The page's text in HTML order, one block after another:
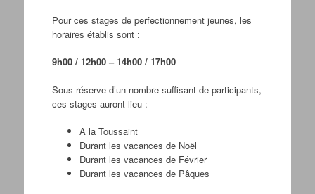
Pour ces stages de perfectionnement jeunes, les
horaires établis sont :
9h00 / 12h00 – 14h00 / 17h00
Sous réserve d’un nombre suffisant de participants,
ces stages auront lieu :
À la Toussaint
Durant les vacances de Noël
Durant les vacances de Février
Durant les vacances de Pâques